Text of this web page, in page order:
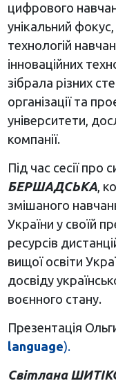
цифрового
унікальний
технологій
інноваційних
зібрала різних
організації та
університети,
компанії.
Під час сесії про
БЕРШАДСЬКА,
змішаного
України у своїй
ресурсів
вищої освіти
досвіду
воєнного стану.
Презентація
language).
Світлана